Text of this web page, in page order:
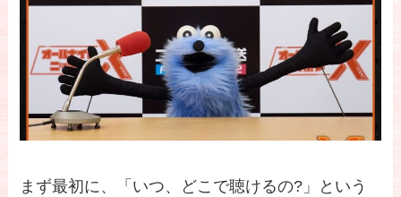
まず最初に、「いつ、どこで聴けるの?」という